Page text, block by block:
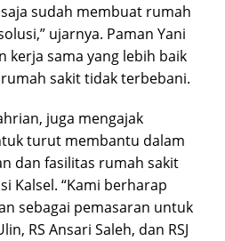
sudah membuat rumah
ujarnya. Paman Yani
kerja sama yang lebih baik
rumah sakit tidak terbebani.
juga mengajak
turut membantu dalam
dan fasilitas rumah sakit
Kalsel. “Kami berharap
sebagai pemasaran untuk
RS Ansari Saleh, dan RSJ